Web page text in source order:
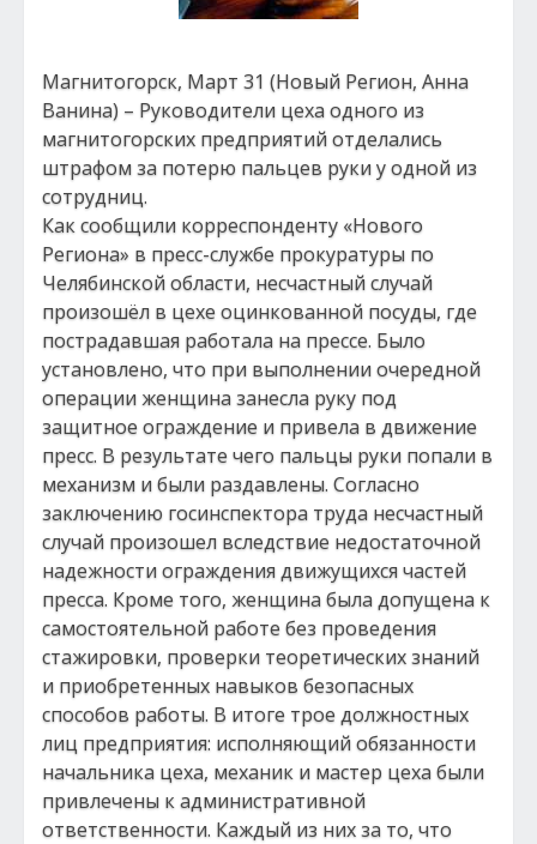
Магнитогорск, Март 31 (Новый Регион, Анна
Ванина) – Руководители цеха одного из
магнитогорских предприятий отделались
штрафом за потерю пальцев руки у одной из
сотрудниц.
Как сообщили корреспонденту «Нового
Региона» в пресс-службе прокуратуры по
Челябинской области, несчастный случай
произошёл в цехе оцинкованной посуды, где
пострадавшая работала на прессе. Было
установлено, что при выполнении очередной
операции женщина занесла руку под
защитное ограждение и привела в движение
пресс. В результате чего пальцы руки попали в
механизм и были раздавлены. Согласно
заключению госинспектора труда несчастный
случай произошел вследствие недостаточной
надежности ограждения движущихся частей
пресса. Кроме того, женщина была допущена к
самостоятельной работе без проведения
стажировки, проверки теоретических знаний
и приобретенных навыков безопасных
способов работы. В итоге трое должностных
лиц предприятия: исполняющий обязанности
начальника цеха, механик и мастер цеха были
привлечены к административной
ответственности. Каждый из них за то, что